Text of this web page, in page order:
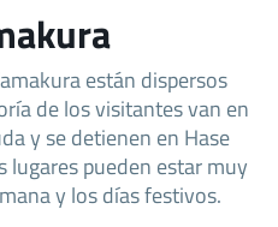
están dispersos
de los visitantes van en
y se detienen en Hase
lugares pueden estar muy
y los días festivos.